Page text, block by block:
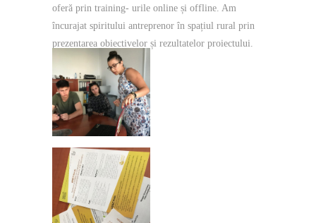
oferă prin training- urile online și offline. Am
încurajat spiritului antreprenor în spațiul rural prin
prezentarea obiectivelor și rezultatelor proiectului.